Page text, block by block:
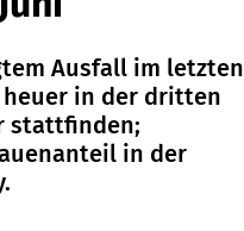
Ausfall im letzten
heuer in der dritten
stattfinden;
in der